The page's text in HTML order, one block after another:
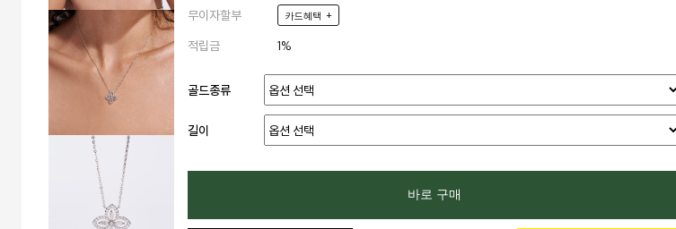
무이자할부 카드혜택 +
적립금 1%
골드종류
길이
바로 구매